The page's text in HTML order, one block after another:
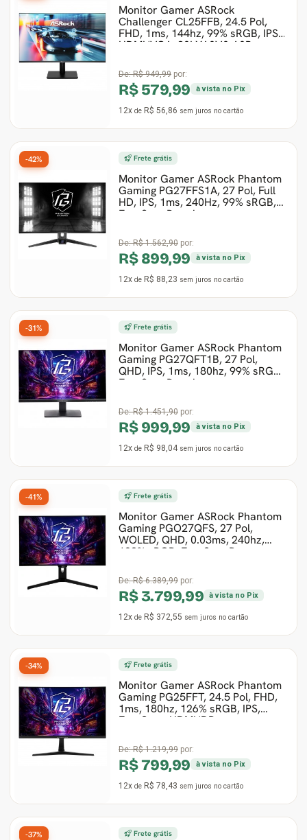
Monitor Gamer ASRock
Challenger CL25FFB, 24.5 Pol,
FHD, 1ms, 144hz, 99% sRGB, IPS,
HDMI/VGA, 90LXA0V0-A0B
De:R$ 949,99 por:
R$ 579,99 à vista no Pix
12x de R$ 56,86 sem juros no cartão
Frete grátis
Monitor Gamer ASRock Phantom
Gaming PG27FFS1A, 27 Pol, Full
HD, IPS, 1ms, 240Hz, 99% sRGB,
FreeSync Premi
De:R$ 1.562,90 por:
R$ 899,99 à vista no Pix
12x de R$ 88,23 sem juros no cartão
-42%
Frete grátis
Monitor Gamer ASRock Phantom
Gaming PG27QFT1B, 27 Pol,
QHD, IPS, 1ms, 180hz, 99% sRGB,
FreeSync Premium,
De:R$ 1.451,90 por:
R$ 999,99 à vista no Pix
12x de R$ 98,04sem juros no cartão
-31%
Frete grátis
Monitor Gamer ASRock Phantom
Gaming PGO27QFS, 27 Pol,
WOLED, QHD, 0.03ms, 240hz,
129% sRGB, FreeSync Prem
De:R$ 6.389,99 por:
R$ 3.799,99 à vista no Pix
12x de R$ 372,55 sem juros no cartão
-41%
Frete grátis
Monitor Gamer ASRock Phantom
Gaming PG25FFT, 24.5 Pol, FHD,
1ms, 180hz, 126% sRGB, IPS,
FreeSync, HDMI/DP
De:R$ 1.219,99 por:
R$ 799,99 à vista no Pix
12x de R$ 78,43 sem juros no cartão
-34%
Frete grátis
-37%
Ver Todos
Monitor Acer
Monitor MSI
Monitor Gigabyte
Monitor LG
Monitor Samsung
Suporte para Monitor
SuperFrame
Suportes Monitores
Gabinete Lian Li
Gabinete NZXT
Gabinete Corsair
Gabinete Cougar
Gabinete Hyte
Gabinete Gamdias
Gabinete Liketec
Ver Todos
Fonte Aerocool
Fonte Gigabyte
Fonte ASRock
Fonte Duex
Fonte Gamdias
Fonte Gamemax
Fonte Thermaltake
Fontes Diversas
Ver Todos
Joystick e Controle
WebCam
Conectividade
Armazenamento
Cabos e Adaptadores
Ver Todos
Gamdias
Ver Todos